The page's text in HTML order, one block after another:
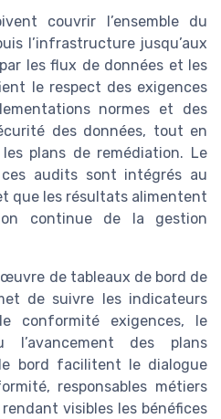
couvrir l’ensemble du
l’infrastructure jusqu’aux
les flux de données et les
le respect des exigences
normes et des
des données, tout en
plans de remédiation. Le
ces audits sont intégrés au
que les résultats alimentent
continue de la gestion
de tableaux de bord de
de suivre les indicateurs
conformité exigences, le
l’avancement des plans
bord facilitent le dialogue
responsables métiers
visibles les bénéfices